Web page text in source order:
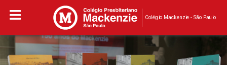
Colégio Mackenzie - São Paulo